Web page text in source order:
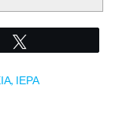
, ΙΕΡΑ